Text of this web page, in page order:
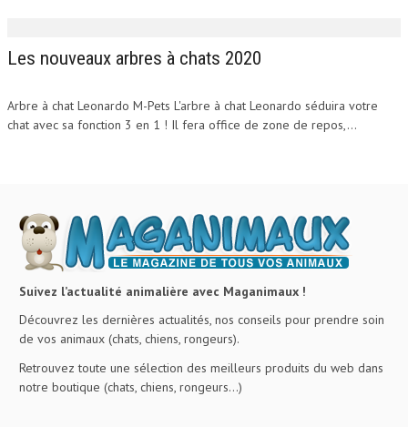
Les nouveaux arbres à chats 2020
Arbre à chat Leonardo M-Pets L'arbre à chat Leonardo séduira votre
chat avec sa fonction 3 en 1 ! Il fera office de zone de repos,...
Suivez l’actualité animalière avec Maganimaux !
Découvrez les dernières actualités, nos conseils pour prendre soin
de vos animaux (chats, chiens, rongeurs).
Retrouvez toute une sélection des meilleurs produits du web dans
notre boutique (chats, chiens, rongeurs…)